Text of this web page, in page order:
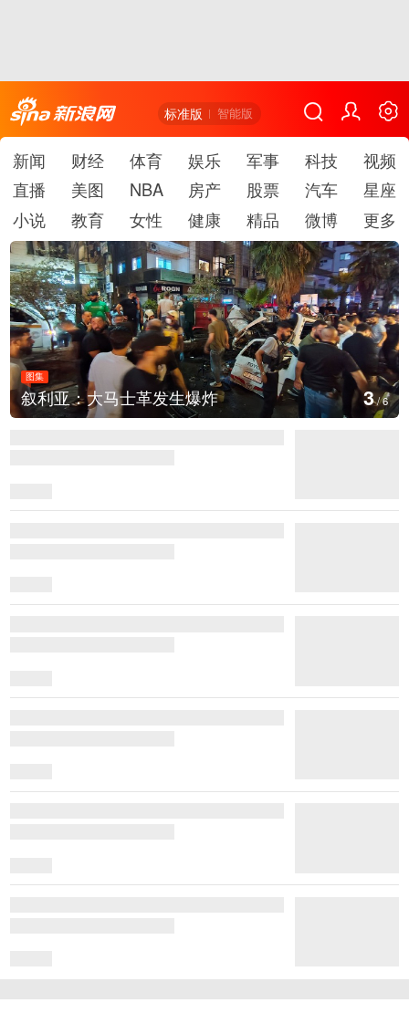
标准版 智能版
新闻 财经 体育 娱乐 军事 科技
视频
直播
美图 NBA 房产 股票 汽车
星座
小说
教育 女性 健康 精品 微博 更多
图集
叙利亚：大马士革发生爆炸 3/6